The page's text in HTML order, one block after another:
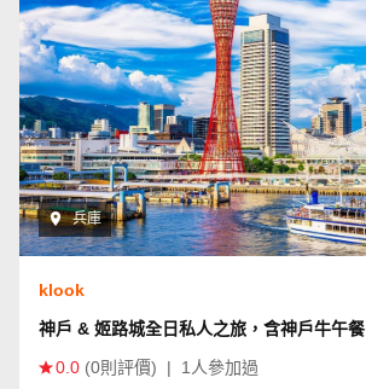
兵庫
klook
神戶 & 姬路城全日私人之旅，含神戶牛午餐
0.0 (0則評價) | 1人參加過